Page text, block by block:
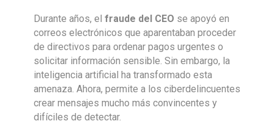
Durante años, el fraude del CEO se apoyó en
correos electrónicos que aparentaban proceder
de directivos para ordenar pagos urgentes o
solicitar información sensible. Sin embargo, la
inteligencia artificial ha transformado esta
amenaza. Ahora, permite a los ciberdelincuentes
crear mensajes mucho más convincentes y
difíciles de detectar.